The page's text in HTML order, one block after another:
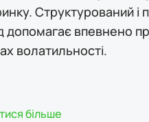
Структурований і
допомагає впевнено
волатильності.
більше